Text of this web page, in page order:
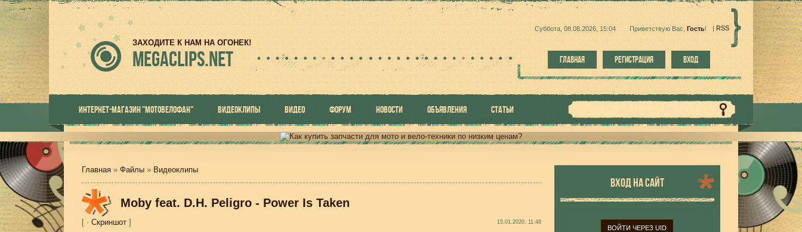
ЗАХОДИТЕ К НАМ НА ОГОНЕК!
MEGACLIPS.NET
Суббота, 08.08.2026, 15:04 Приветствую Вас Гость! | RSS
ГЛАВНАЯ РЕГИСТРАЦИЯ ВХОД
ИНТЕРНЕТ-МАГАЗИН "МОТОВЕЛОФАН" ВИДЕОКЛИПЫ ВИДЕО ФОРУМ НОВОСТИ ОБЪЯВЛЕНИЯ СТАТЬИ
Главная » Файлы » Видеоклипы
Moby feat. D.H. Peligro - Power Is Taken
[ · Скриншот ] 15.01.2020, 11:48
ВХОД НА САЙТ
ВОЙТИ ЧЕРЕЗ UID